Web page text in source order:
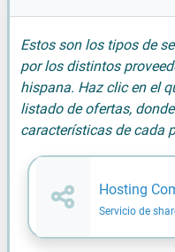
Estos son los tipos de
por los distintos
hispana. Haz clic en el
listado de ofertas,
características de cada
Hosting
Servicio de